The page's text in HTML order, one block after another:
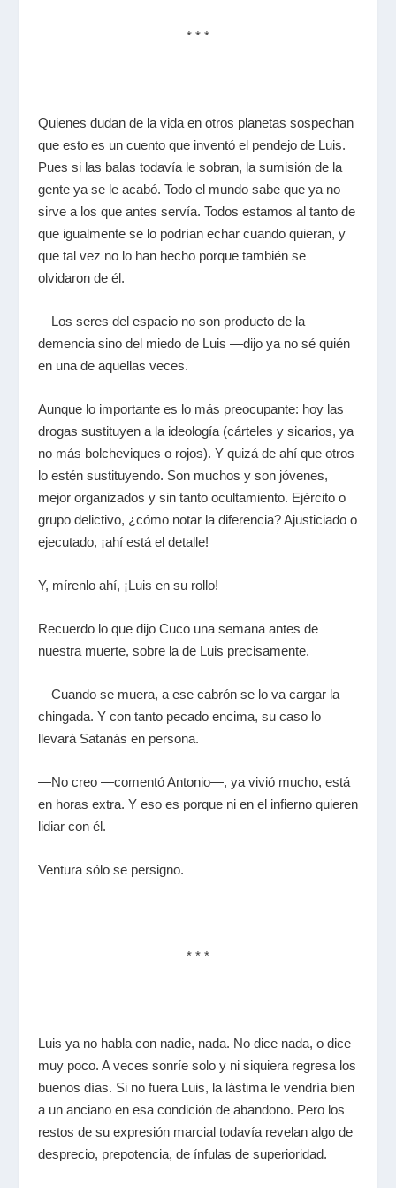
* * *
Quienes dudan de la vida en otros planetas sospechan
que esto es un cuento que inventó el pendejo de Luis.
Pues si las balas todavía le sobran, la sumisión de la
gente ya se le acabó. Todo el mundo sabe que ya no
sirve a los que antes servía. Todos estamos al tanto de
que igualmente se lo podrían echar cuando quieran, y
que tal vez no lo han hecho porque también se
olvidaron de él.
—Los seres del espacio no son producto de la
demencia sino del miedo de Luis —dijo ya no sé quién
en una de aquellas veces.
Aunque lo importante es lo más preocupante: hoy las
drogas sustituyen a la ideología (cárteles y sicarios, ya
no más bolcheviques o rojos). Y quizá de ahí que otros
lo estén sustituyendo. Son muchos y son jóvenes,
mejor organizados y sin tanto ocultamiento. Ejército o
grupo delictivo, ¿cómo notar la diferencia? Ajusticiado o
ejecutado, ¡ahí está el detalle!
Y, mírenlo ahí, ¡Luis en su rollo!
Recuerdo lo que dijo Cuco una semana antes de
nuestra muerte, sobre la de Luis precisamente.
—Cuando se muera, a ese cabrón se lo va cargar la
chingada. Y con tanto pecado encima, su caso lo
llevará Satanás en persona.
—No creo —comentó Antonio—, ya vivió mucho, está
en horas extra. Y eso es porque ni en el infierno quieren
lidiar con él.
Ventura sólo se persigno.
* * *
Luis ya no habla con nadie, nada. No dice nada, o dice
muy poco. A veces sonríe solo y ni siquiera regresa los
buenos días. Si no fuera Luis, la lástima le vendría bien
a un anciano en esa condición de abandono. Pero los
restos de su expresión marcial todavía revelan algo de
desprecio, prepotencia, de ínfulas de superioridad.